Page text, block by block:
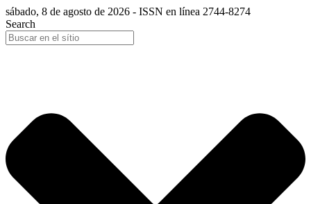
sábado, 8 de agosto de 2026 - ISSN en línea 2744-8274
Search